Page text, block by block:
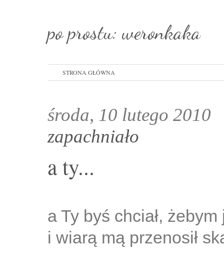
po prostu: weronkaka
STRONA GŁÓWNA
środa, 10 lutego 2010
zapachniało
a ty...
a Ty byś chciał, żebym
i wiarą mą przenosił